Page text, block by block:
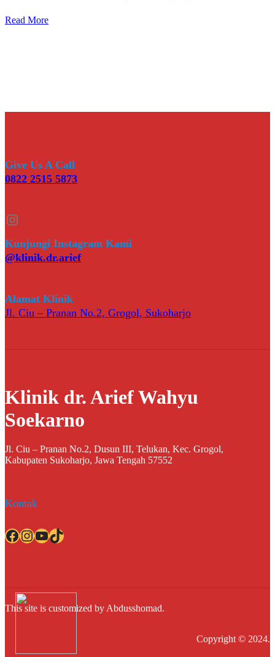
Read More
Give Us A Call
0822 2515 5873
Instagram
Kunjungi Instagram Kami
@klinik.dr.arief
Alamat Klinik
Jl. Ciu – Pranan No.2, Grogol, Sukoharjo
Klinik dr. Arief Wahyu
Soekarno
Jl. Ciu – Pranan No.2, Dusun III, Telukan, Kec. Grogol,
Kabupaten Sukoharjo, Jawa Tengah 57552
Kontak
Facebook InstagramYouTube TikTok
This site is customized by Abdusshomad.
Copyright © 2024.